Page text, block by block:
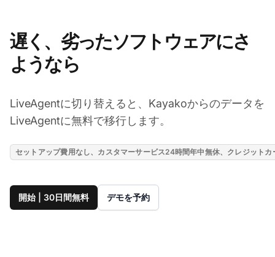
遅く、劣ったソフトウェアにさ
ようなら
LiveAgentに切り替えると、Kayakoからのデータを
LiveAgentに無料で移行します。
セットアップ費用なし、カスタマーサービス24時間年中無休、クレジット
開始 | 30日間無料 デモを予約